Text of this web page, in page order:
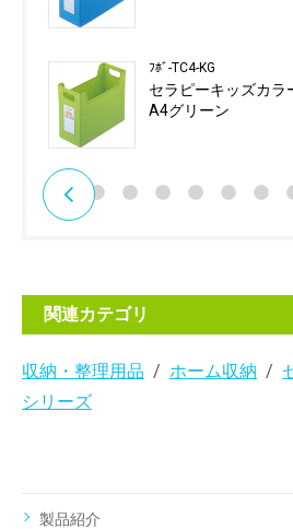
ﾌﾎﾞ-TC4-KG
セラピーキッズカラ
A4グリーン
関連カテゴリ
収納・整理用品 ホーム収納
シリーズ
製品紹介